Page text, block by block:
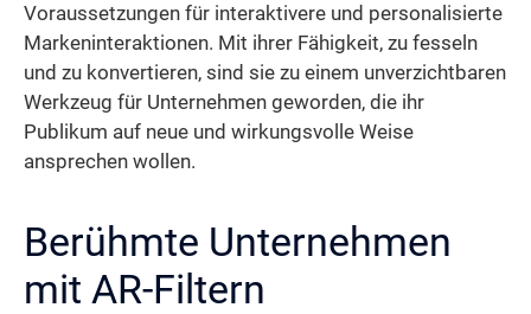
Voraussetzungen für interaktivere und personalisierte
Markeninteraktionen. Mit ihrer Fähigkeit, zu fesseln
und zu konvertieren, sind sie zu einem unverzichtbaren
Werkzeug für Unternehmen geworden, die ihr
Publikum auf neue und wirkungsvolle Weise
ansprechen wollen.
Berühmte Unternehmen
mit AR-Filtern